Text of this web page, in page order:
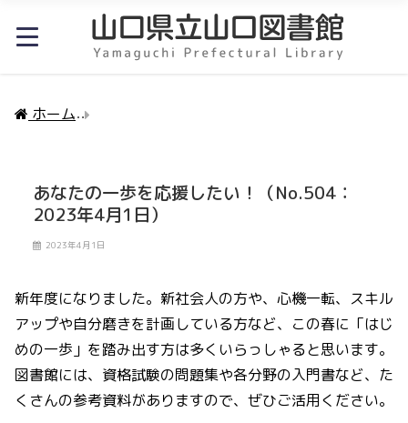
ホーム
あなたの一歩を応援したい！（No.504：
2023年4月1日）
2023年4月1日
新年度になりました。新社会人の方や、心機一転、スキル
アップや自分磨きを計画している方など、この春に「はじ
めの一歩」を踏み出す方は多くいらっしゃると思います。
図書館には、資格試験の問題集や各分野の入門書など、た
くさんの参考資料がありますので、ぜひご活用ください。